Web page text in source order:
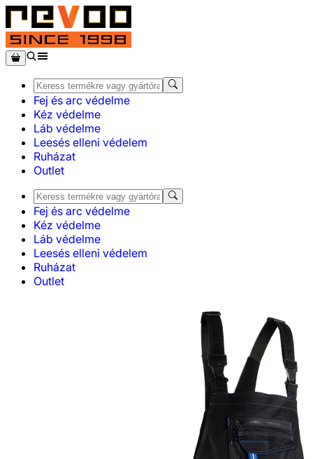
Fej és arc védelme
Kéz védelme
Láb védelme
Leesés elleni védelem
Ruházat
Outlet
Fej és arc védelme
Kéz védelme
Láb védelme
Leesés elleni védelem
Ruházat
Outlet